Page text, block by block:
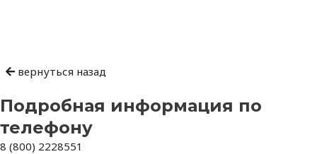
записям
вернуться назад
Подробная информация по
телефону
8 (800) 2228551